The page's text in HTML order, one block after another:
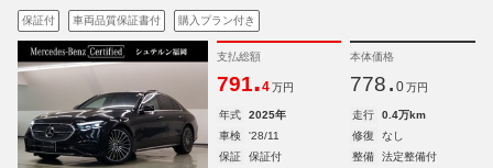
保証付 車両品質保証書付 購入プラン付き
支払総額
791.4 万円
本体価格
778. 0 万円
年式 2025年 走行
0.4万km
車検
'28/11 修復
なし
保証
保証付 整備
法定整備付